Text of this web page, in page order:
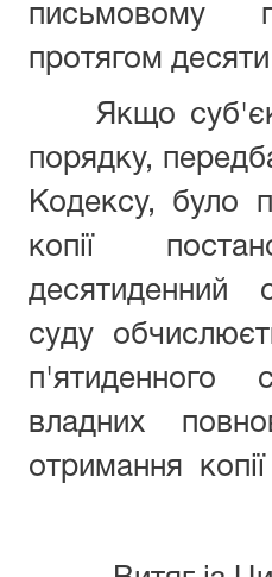
письмовому
протягом
Якщо
порядку,
Кодексу,
копії
десятиденний
суду
п'ятиденного
владних
отримання